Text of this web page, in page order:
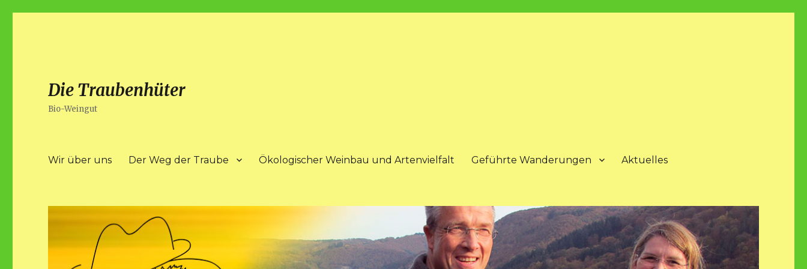
Die Traubenhüter
Bio-Weingut
Wir über uns Der Weg der Traube Ökologischer Weinbau und Artenvielfalt Geführte Wanderungen Aktuelles